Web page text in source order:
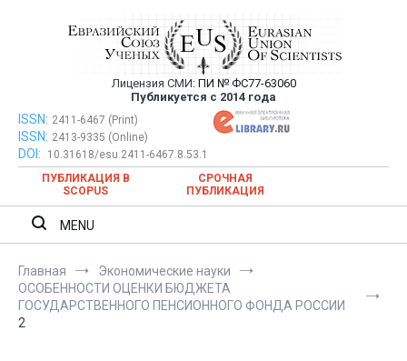
Евразийский Союз Ученых —
публикация научных статей в
ежемесячном научном журнале
Лицензия СМИ: ПИ № ФС77-63060
Публикуется с 2014 года
Евразийский Союз Ученых — публикация научных статей в
ежемесячном научном журнале
ISSN: 2411-6467 (Print)
ISSN: 2413-9335 (Online)
DOI:
10.31618/esu.2411-6467.8.53.1
ПУБЛИКАЦИЯ В
SCOPUS
СРОЧНАЯ
ПУБЛИКАЦИЯ
MENU
Главная
Экономические науки
ОСОБЕННОСТИ ОЦЕНКИ БЮДЖЕТА
ГОСУДАРСТВЕННОГО ПЕНСИОННОГО ФОНДА РОССИИ
2